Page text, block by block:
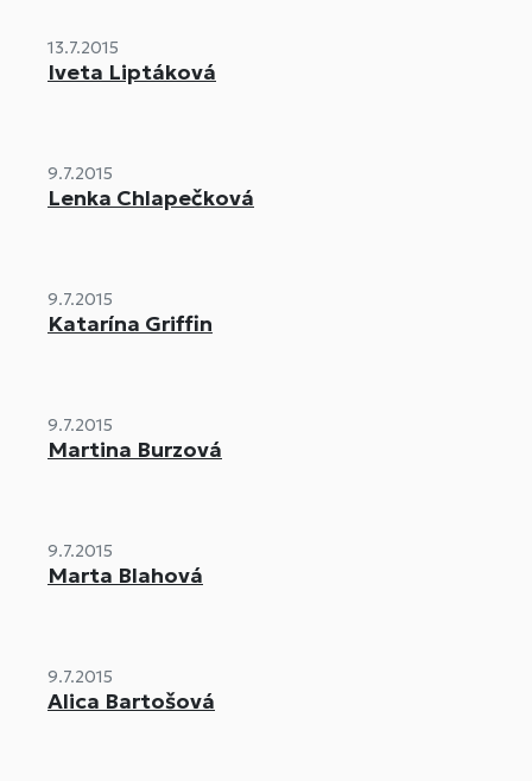
13.7.2015
Iveta Liptáková
9.7.2015
Lenka Chlapečková
9.7.2015
Katarína Griffin
9.7.2015
Martina Burzová
9.7.2015
Marta Blahová
9.7.2015
Alica Bartošová